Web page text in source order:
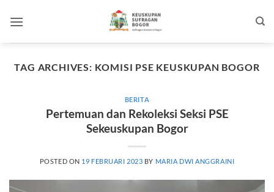
TAG ARCHIVES: KOMISI PSE KEUSKUPAN BOGOR
BERITA
Pertemuan dan Rekoleksi Seksi PSE
Sekeuskupan Bogor
POSTED ON 19 FEBRUARI 2023 BY MARIA DWI ANGGRAINI